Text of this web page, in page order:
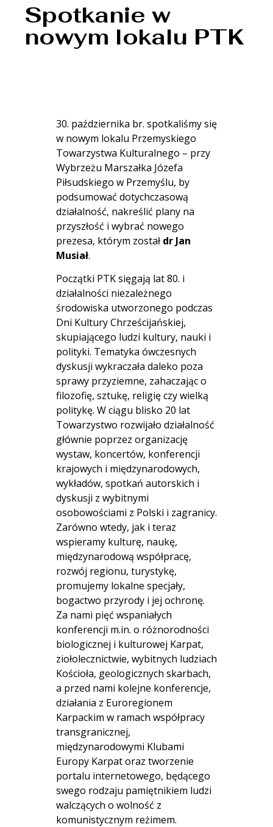
Spotkanie w
nowym lokalu PTK
30. października br. spotkaliśmy się
w nowym lokalu Przemyskiego
Towarzystwa Kulturalnego – przy
Wybrzeżu Marszałka Józefa
Piłsudskiego w Przemyślu, by
podsumować dotychczasową
działalność, nakreślić plany na
przyszłość i wybrać nowego
prezesa, którym został dr Jan
Musiał.
Początki PTK sięgają lat 80. i
działalności niezależnego
środowiska utworzonego podczas
Dni Kultury Chrześcijańskiej,
skupiającego ludzi kultury, nauki i
polityki. Tematyka ówczesnych
dyskusji wykraczała daleko poza
sprawy przyziemne, zahaczając o
filozofię, sztukę, religię czy wielką
politykę. W ciągu blisko 20 lat
Towarzystwo rozwijało działalność
głównie poprzez organizację
wystaw, koncertów, konferencji
krajowych i międzynarodowych,
wykładów, spotkań autorskich i
dyskusji z wybitnymi
osobowościami z Polski i zagranicy.
Zarówno wtedy, jak i teraz
wspieramy kulturę, naukę,
międzynarodową współpracę,
rozwój regionu, turystykę,
promujemy lokalne specjały,
bogactwo przyrody i jej ochronę.
Za nami pięć wspaniałych
konferencji m.in. o różnorodności
biologicznej i kulturowej Karpat,
ziołolecznictwie, wybitnych ludziach
Kościoła, geologicznych skarbach,
a przed nami kolejne konferencje,
działania z Euroregionem
Karpackim w ramach współpracy
transgranicznej,
międzynarodowymi Klubami
Europy Karpat oraz tworzenie
portalu internetowego, będącego
swego rodzaju pamiętnikiem ludzi
walczących o wolność z
komunistycznym reżimem.